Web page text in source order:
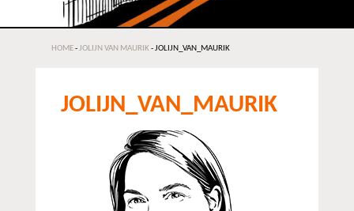
HOME-JOLIJN VAN MAURIK-JOLIJN_VAN_MAURIK
JOLIJN_VAN_MAURIK